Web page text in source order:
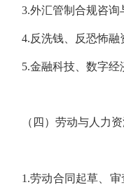
3.外汇管制合规咨
4.反洗钱、反恐怖
5.金融科技、数字
（四）劳动与人力
1.劳动合同起草、